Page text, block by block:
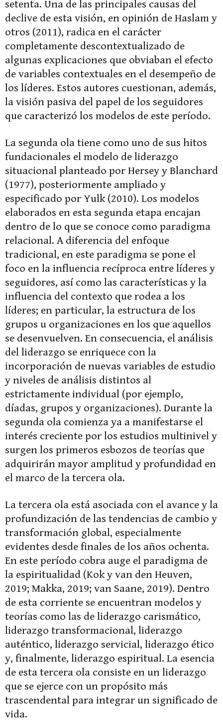
setenta. Una de las principales causas del
declive de esta visión, en opinión de Haslam y
otros (2011), radica en el carácter
completamente descontextualizado de
algunas explicaciones que obviaban el efecto
de variables contextuales en el desempeño de
los líderes. Estos autores cuestionan, además,
la visión pasiva del papel de los seguidores
que caracterizó los modelos de este período.
La segunda ola tiene como uno de sus hitos
fundacionales el modelo de liderazgo
situacional planteado por Hersey y Blanchard
(1977), posteriormente ampliado y
especificado por Yulk (2010). Los modelos
elaborados en esta segunda etapa encajan
dentro de lo que se conoce como paradigma
relacional. A diferencia del enfoque
tradicional, en este paradigma se pone el
foco en la influencia recíproca entre líderes y
seguidores, así como las características y la
influencia del contexto que rodea a los
líderes; en particular, la estructura de los
grupos u organizaciones en los que aquellos
se desenvuelven. En consecuencia, el análisis
del liderazgo se enriquece con la
incorporación de nuevas variables de estudio
y niveles de análisis distintos al
estrictamente individual (por ejemplo,
díadas, grupos y organizaciones). Durante la
segunda ola comienza ya a manifestarse el
interés creciente por los estudios multinivel y
surgen los primeros esbozos de teorías que
adquirirán mayor amplitud y profundidad en
el marco de la tercera ola.
La tercera ola está asociada con el avance y la
profundización de las tendencias de cambio y
transformación global, especialmente
evidentes desde finales de los años ochenta.
En este período cobra auge el paradigma de
la espiritualidad (Kok y van den Heuven,
2019; Makka, 2019; van Saane, 2019). Dentro
de esta corriente se encuentran modelos y
teorías como las de liderazgo carismático,
liderazgo transformacional, liderazgo
auténtico, liderazgo servicial, liderazgo ético
y, finalmente, liderazgo espiritual. La esencia
de esta tercera ola consiste en un liderazgo
que se ejerce con un propósito más
trascendental para integrar un significado de
vida.